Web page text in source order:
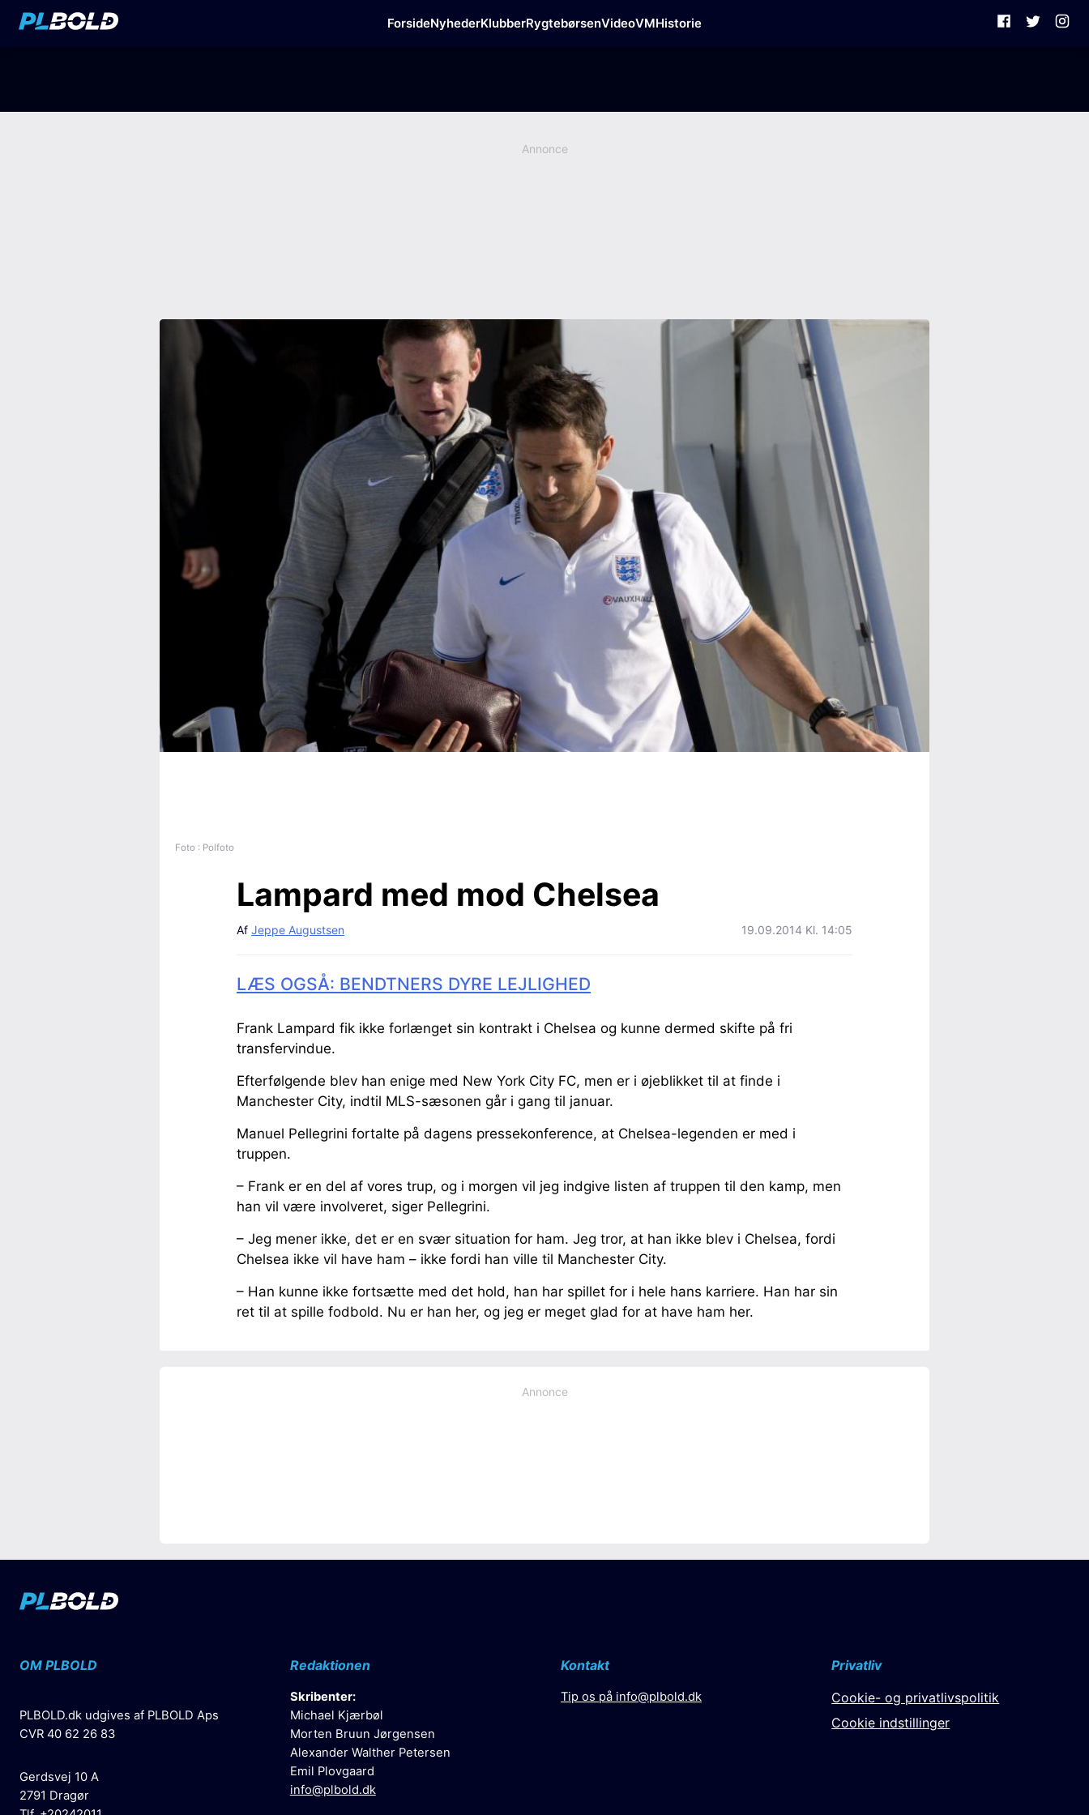
ForsideNyhederKlubberRygtebørsenVideoVMHistorie
Annonce
Foto : Polfoto
Lampard med mod Chelsea
Af Jeppe Augustsen 19.09.2014 Kl. 14:05
LÆS OGSÅ: BENDTNERS DYRE LEJLIGHED
Frank Lampard fik ikke forlænget sin kontrakt i Chelsea og kunne dermed skifte på fri
transfervindue.
Efterfølgende blev han enige med New York City FC, men er i øjeblikket til at finde i
Manchester City, indtil MLS-sæsonen går i gang til januar.
Manuel Pellegrini fortalte på dagens pressekonference, at Chelsea-legenden er med i
truppen.
– Frank er en del af vores trup, og i morgen vil jeg indgive listen af truppen til den kamp, men
han vil være involveret, siger Pellegrini.
– Jeg mener ikke, det er en svær situation for ham. Jeg tror, at han ikke blev i Chelsea, fordi
Chelsea ikke vil have ham – ikke fordi han ville til Manchester City.
– Han kunne ikke fortsætte med det hold, han har spillet for i hele hans karriere. Han har sin
ret til at spille fodbold. Nu er han her, og jeg er meget glad for at have ham her.
Annonce
OM PLBOLD
PLBOLD.dk udgives af PLBOLD Aps
CVR 40 62 26 83
Gerdsvej 10 A
2791 Dragør
Redaktionen
Skribenter:
Michael Kjærbøl
Morten Bruun Jørgensen
Alexander Walther Petersen
Emil Plovgaard
info@plbold.dk
Kontakt
Tip os på info@plbold.dk
Privatliv
Cookie- og privatlivspolitik
Cookie indstillinger